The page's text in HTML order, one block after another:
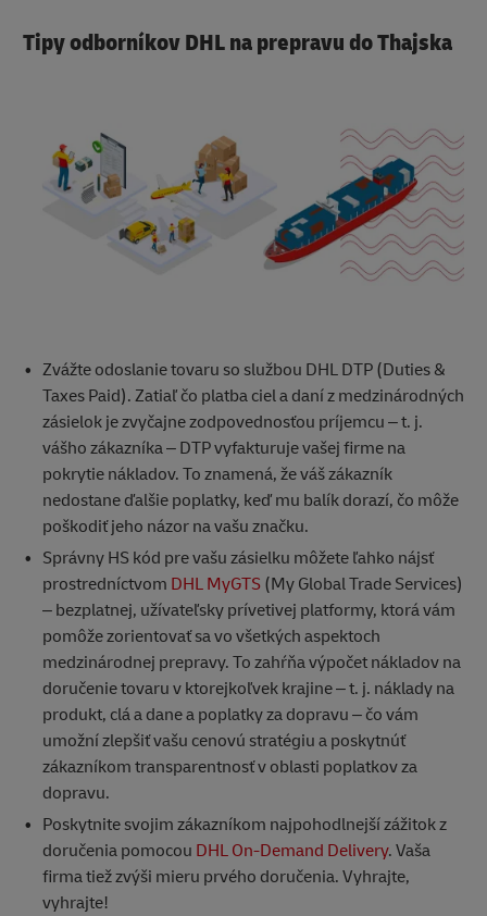
Tipy odborníkov DHL na prepravu do Thajska
Zvážte odoslanie tovaru so službou DHL DTP (Duties &
Taxes Paid). Zatiaľ čo platba ciel a daní z medzinárodných
zásielok je zvyčajne zodpovednosťou príjemcu – t. j.
vášho zákazníka – DTP vyfakturuje vašej firme na
pokrytie nákladov. To znamená, že váš zákazník
nedostane ďalšie poplatky, keď mu balík dorazí, čo môže
poškodiť jeho názor na vašu značku.
Správny HS kód pre vašu zásielku môžete ľahko nájsť
prostredníctvom DHL MyGTS(My Global Trade Services)
– bezplatnej, užívateľsky prívetivej platformy, ktorá vám
pomôže zorientovať sa vo všetkých aspektoch
medzinárodnej prepravy. To zahŕňa výpočet nákladov na
doručenie tovaru v ktorejkoľvek krajine – t. j. náklady na
produkt, clá a dane a poplatky za dopravu – čo vám
umožní zlepšiť vašu cenovú stratégiu a poskytnúť
zákazníkom transparentnosť v oblasti poplatkov za
dopravu.
Poskytnite svojim zákazníkom najpohodlnejší zážitok z
doručenia pomocou DHL On-Demand Delivery. Vaša
firma tiež zvýši mieru prvého doručenia. Vyhrajte,
vyhrajte!